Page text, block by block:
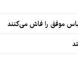
موفق را فاش می‌کنند